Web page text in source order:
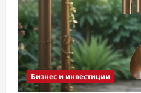
Бизнес и инвестиции